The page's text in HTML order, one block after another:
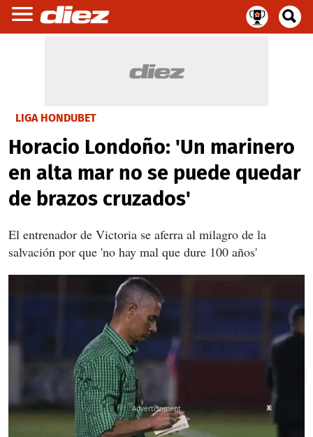
LIGA HONDUBET
Horacio Londoño: 'Un marinero
en alta mar no se puede quedar
de brazos cruzados'
El entrenador de Victoria se aferra al milagro de la
salvación por que 'no hay mal que dure 100 años'
X